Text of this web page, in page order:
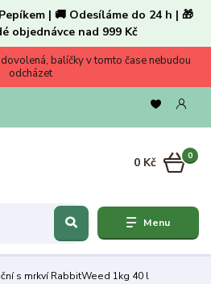
| 🚚 Odesíláme do 24 h | 🎁
objednávce nad 999 Kč
balíčky v tomto čase nebudou
odcházet
Menu
0
0 Kč
s mrkví RabbitWeed 1kg 40 l